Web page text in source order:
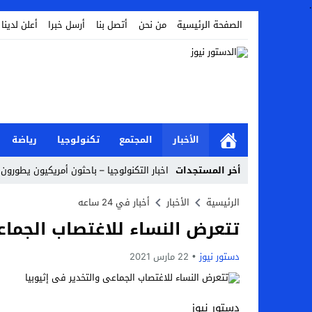
.
الصفحة الرئيسية
من نحن أتصل بنا أرسل خبرا أعلن لدينا
الأخبار المجتمع تكنولوجيا رياضة
أخر المستجدات اخبار التكنولوجيا – باحثون أمريكيون
أخبار الفن – ب الفن – إسعاد يونس: عادل
اراء و اقلام الدستور – بعد ست سنوات من
مال و اعمال – تراجع السندات الخليجية
اخبار العرب – الكويت: وفاة عامل نتيجة
الرئيسية الأخبار أخبار في 24 ساعه
تتعرض النساء للاغتصاب
دستور نيوز 22 مارس 2021
دستور نيوز